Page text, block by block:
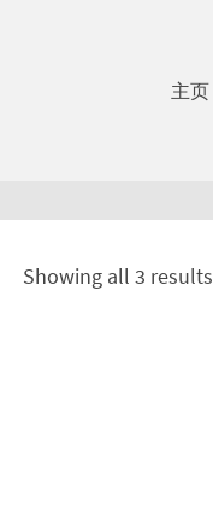
主页
Showing all 3 results